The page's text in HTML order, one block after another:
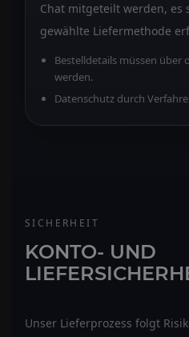
Chat mitgeteilt werden, es
gewählte Liefermethode
Bestelldetails müssen über
werden.
Datenschutz durch
SICHERHEIT
KONTO- UND
Unser Lieferprozess folgt